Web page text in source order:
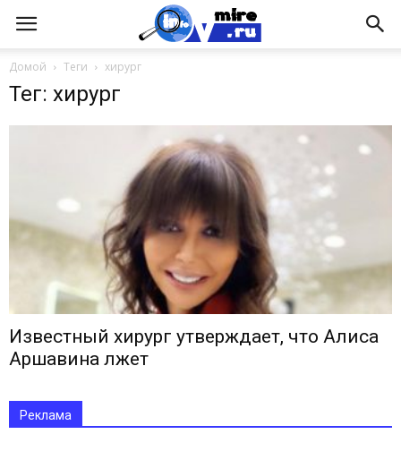
Домой Теги хирург
Тег: хирург
Известный хирург утверждает, что Алиса
Аршавина лжет
Реклама